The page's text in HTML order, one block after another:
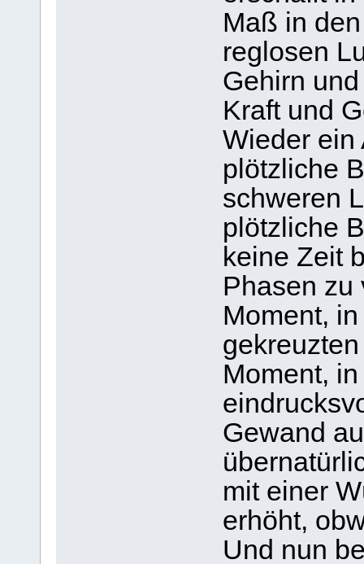
Maß in
reglosen
Gehirn
Kraft und
Wieder ein
plötzliche
schweren
plötzliche
keine Zeit
Phasen zu
Moment,
Moment,
Gewand
mit einer
erhöht,
Und nun